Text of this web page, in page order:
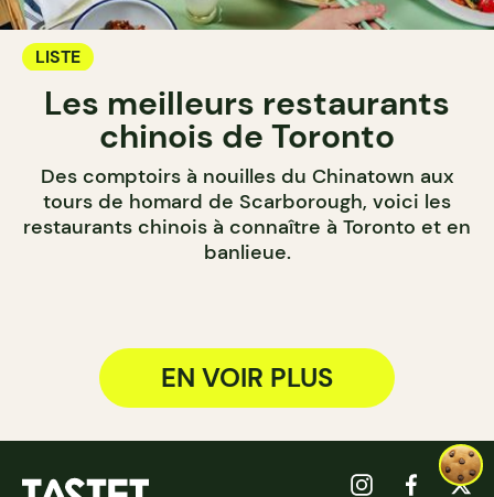
LISTE
Les meilleurs restaurants
chinois de Toronto
Des comptoirs à nouilles du Chinatown aux
tours de homard de Scarborough, voici les
restaurants chinois à connaître à Toronto et en
banlieue.
EN VOIR PLUS